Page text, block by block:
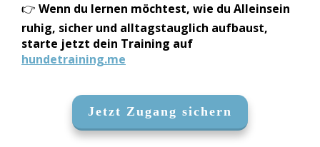
👉 Wenn du lernen möchtest, wie du Alleinsein
ruhig, sicher und alltagstauglich aufbaust,
starte jetzt dein Training auf
hundetraining.me
Jetzt Zugang sichern